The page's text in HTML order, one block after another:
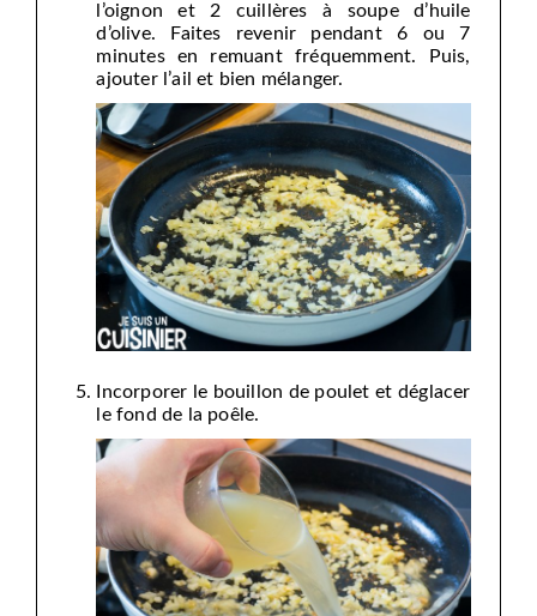
l’oignon et 2 cuillères à soupe d’huile
d’olive. Faites revenir pendant 6 ou 7
minutes en remuant fréquemment. Puis,
ajouter l’ail et bien mélanger.
Incorporer le bouillon de poulet et déglacer
le fond de la poêle.